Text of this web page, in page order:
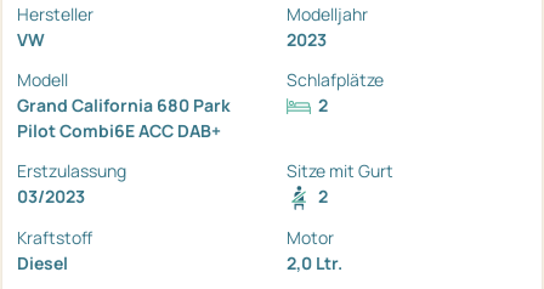
Hersteller
VW
Modelljahr
2023
Modell
Grand California 680 Park
Pilot Combi6E ACC DAB+
Schlafplätze
2
Erstzulassung
03/2023
Sitze mit Gurt
2
Kraftstoff
Diesel
Motor
2,0 Ltr.